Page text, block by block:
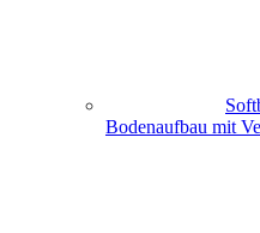
Bodenaufbau mit